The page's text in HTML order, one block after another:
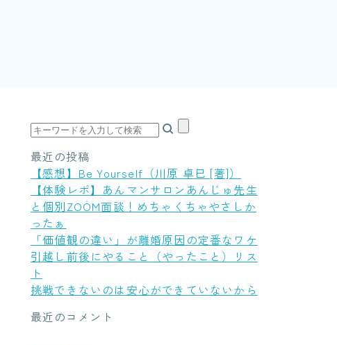
最近の投稿
【感想】Be Yourself（川原 卓巳 [著]）
【体験レポ】あんマンサロンあんじゅ先生
と個別ZOOM面談！めちゃくちゃやさしか
ったぁ
「価値観の違い」が離婚原因の定番なワケ
引越し前後にやること（やったこと）リス
ト
挑戦できないのは安心ができていないから
最近のコメント